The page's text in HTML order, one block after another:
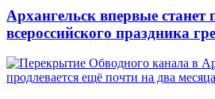
Архангельск впервые
всероссийского праздника